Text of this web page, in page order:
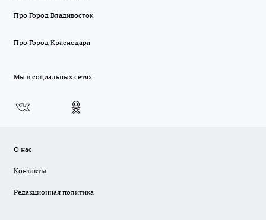
Про Город Владивосток
Про Город Краснодара
Мы в социальных сетях
О нас
Контакты
Редакционная политика